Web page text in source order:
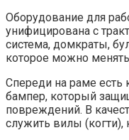
Оборудование для
унифицирована с
система, домкраты,
которое можно
Спереди на раме есть
бампер, который
повреждений. В
служить вилы (когти),